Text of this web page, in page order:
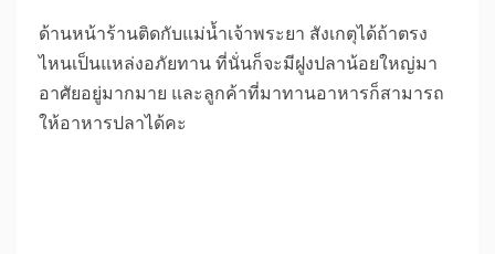
ด้านหน้าร้านติดกับแม่น้ำเจ้าพระยา สังเกตุได้ถ้าตรง
ไหนเป็นแหล่งอภัยทาน ที่นั่นก็จะมีฝูงปลาน้อยใหญ่มา
อาศัยอยู่มากมาย และลูกค้าที่มาทานอาหารก็สามารถ
ให้อาหารปลาได้คะ